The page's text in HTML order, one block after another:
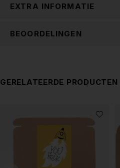
EXTRA INFORMATIE
BEOORDELINGEN
GERELATEERDE PRODUCTEN